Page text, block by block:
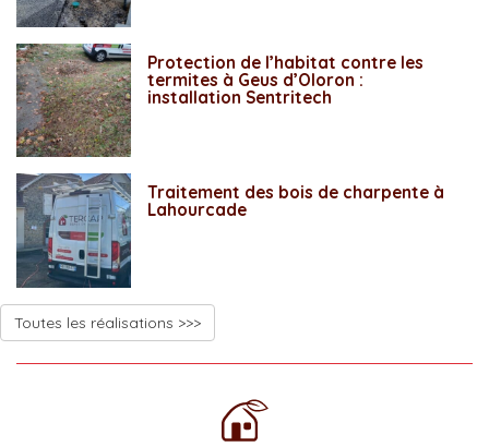
Protection de l’habitat contre les
termites à Geus d’Oloron :
installation Sentritech
Traitement des bois de charpente à
Lahourcade
Toutes les réalisations >>>